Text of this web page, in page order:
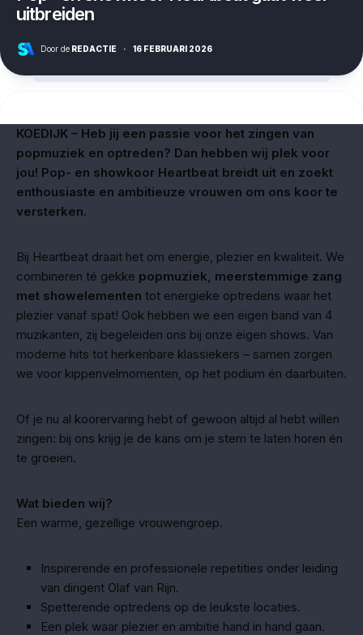
uitbreiden
Door de REDACTIE · 16 FEBRUARI 2026
KOEDIJK – Heb jij een passie voor het zingen van
popmuziek en optreden? Dan hebben wij plek voor
jou! Pop- en showkoor Heartbeat breidt uit en zoekt
enthousiaste en ambitieuze vrouwen om ons koor te
versterken.
Bij Heartbeat draait het om energie, plezier en kwaliteit. We
combineren té gekke popmuziek, meerstemmige zang
met showelementen tot energieke optredens waar het
plezier vanaf spat! Ook hebben we een eigen band van 4
muzikanten, zij begeleiden ons bij onze eigen shows. Van
moderne hits tot herkenbare klassiekers – samen zorgen
we voor kippenvelmomenten, op het podium én daarbuiten.
Of je nu al koorervaring hebt of gewoon altijd al hebt willen
zingen: bij ons krijg je de kans om je stem te laten horen én
te groeien.
Wat bieden wij?
Een warme, gezellige vrouwengroep.
Inspirerende en professionele repetities onder leiding
van dirigent Olaf van Rijn.
Spetterende optredens op de leukste locaties.
Een plek waar plezier en ambitie hand in hand gaan.